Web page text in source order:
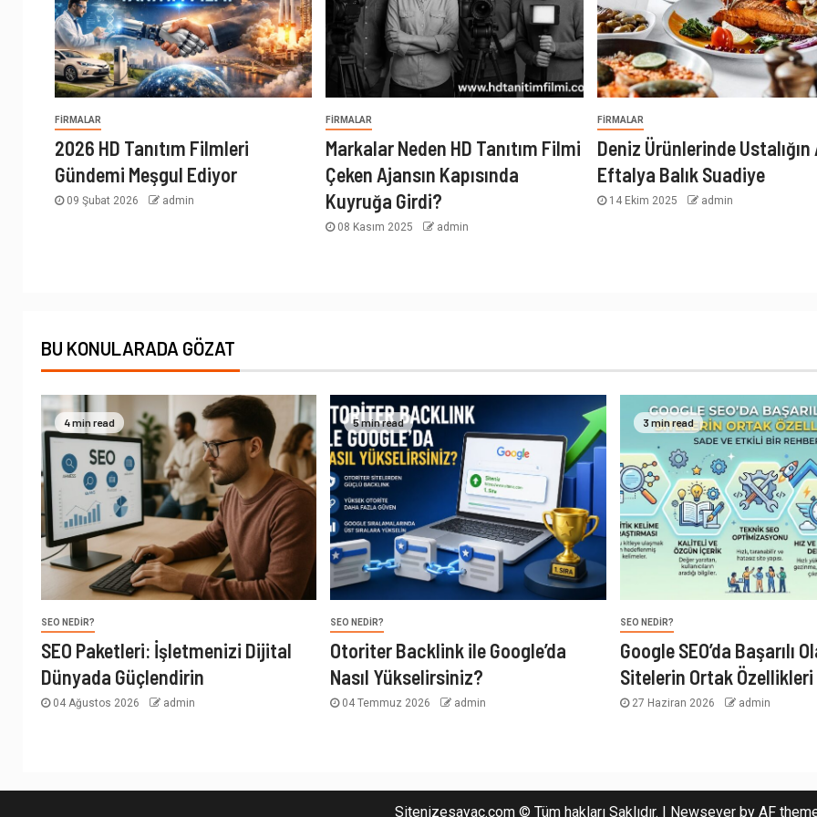
FIRMALAR
2026 HD Tanıtım Filmleri
Gündemi Meşgul Ediyor
09 Şubat 2026 admin
FIRMALAR
Markalar Neden HD Tanıtım Filmi
Çeken Ajansın Kapısında
Kuyruğa Girdi?
08 Kasım 2025 admin
FIRMALAR
Deniz Ürünlerinde Ustalığın
Eftalya Balık Suadiye
14 Ekim 2025 admin
BU KONULARADA GÖZAT
4 min read
SEO NEDIR?
SEO Paketleri: İşletmenizi Dijital
Dünyada Güçlendirin
04 Ağustos 2026 admin
5 min read
SEO NEDIR?
Otoriter Backlink ile Google’da
Nasıl Yükselirsiniz?
04 Temmuz 2026 admin
3 min read
SEO NEDIR?
Google SEO’da Başarılı
Sitelerin Ortak Özellikleri
27 Haziran 2026 admin
Sitenizesayac.com © Tüm hakları Saklıdır. | Newsever by AF